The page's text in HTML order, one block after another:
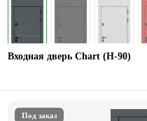
Входная дверь Chart (Н-90)
Под заказ